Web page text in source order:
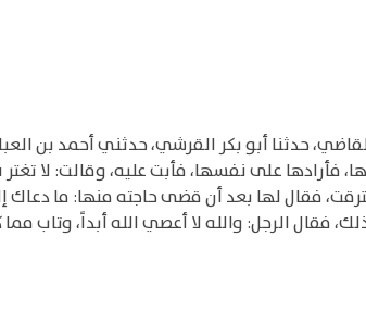
حدثنا أبو بكر القرشي، حدثني أحمد بن
على نفسها، فأبت عليه، وقالت: لا تغتر
فقال لها بعد أن قضى حاجته منها: ما دعاك
الرجل: والله لا أعصي الله أبداً، وتاب مما